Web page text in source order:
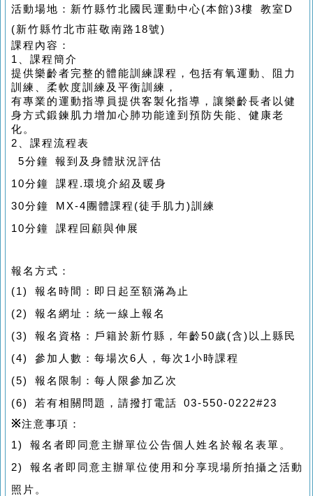
活動場地： 新竹縣竹北國民運動中心(本館)3樓 教室D
(新竹縣竹北市莊敬南路18號)
課程內容：
1、課程簡介
提供樂齡者完整的體能訓練課程，包括有氧運動、阻力
訓練、柔軟度訓練及平衡訓練，
有專業的運動指導員提供客製化指導，讓樂齡長者以健
身方式鍛鍊肌力增加心肺功能達到預防失能、健康老
化。
2、課程流程表
5分鐘 報到及身體狀況評估
10分鐘 課程.環境介紹及暖身
30分鐘 MX-4團體課程(徒手肌力)訓練
10分鐘 課程回顧與伸展
報名方式：
(1) 報名時間：即日起至額滿為止
(2) 報名網址：統一線上報名
(3) 報名資格：戶籍於新竹縣，年齡50歲(含)以上縣民
(4) 參加人數：每場次6人，每次1小時課程
(5) 報名限制：每人限參加乙次
(6) 若有相關問題，請撥打電話 03-550-0222#23
※注意事項：
1) 報名者即同意主辦單位公告個人姓名於報名表單。
2) 報名者即同意主辦單位使用和分享現場所拍攝之活動
照片。